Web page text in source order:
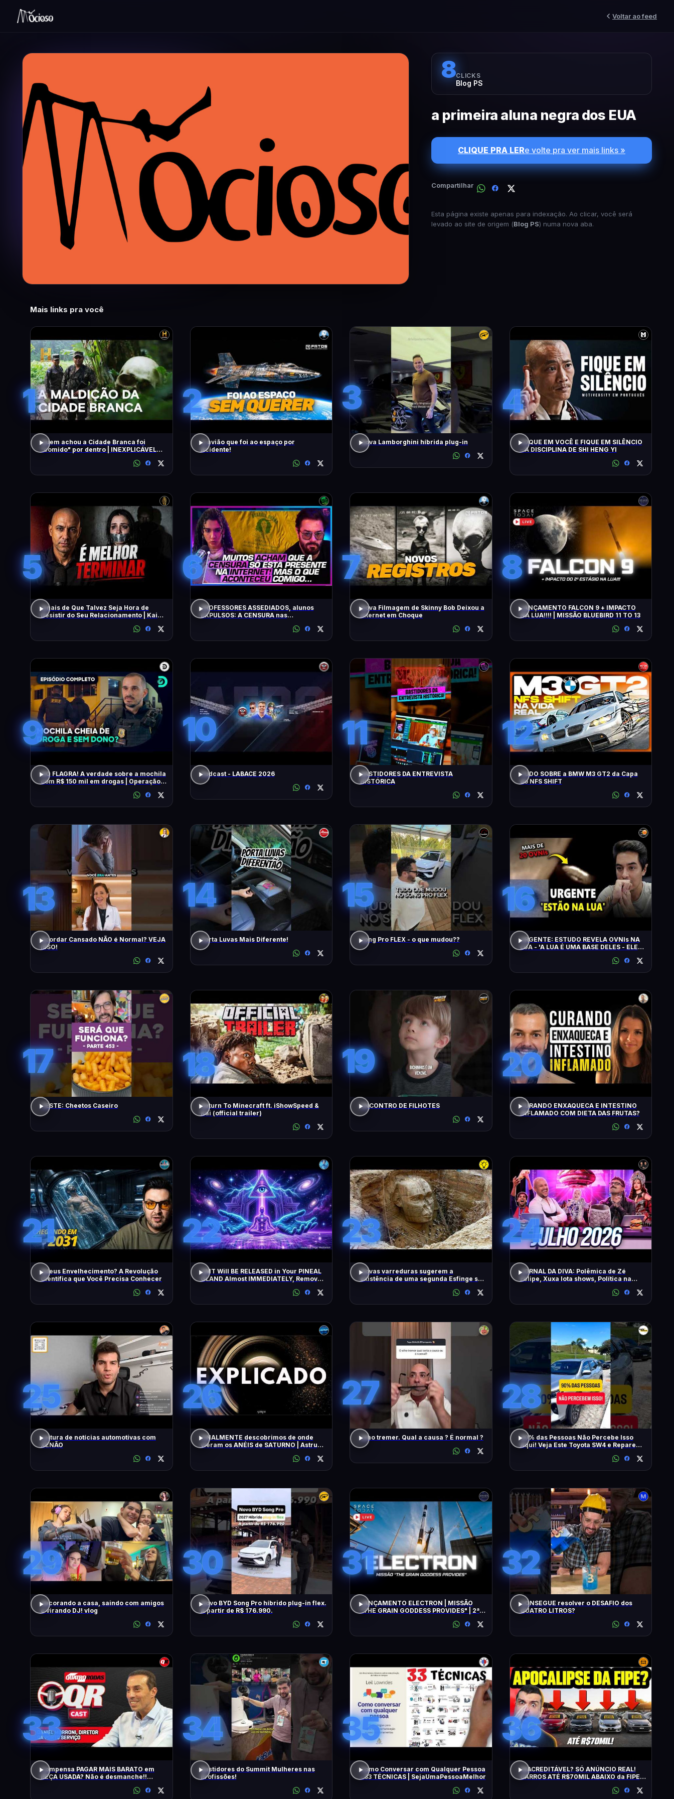
Voltar ao feed
8CLICKS
Blog PS
a primeira aluna negra dos EUA
CLIQUE PRA LERe volte pra ver mais links »
Compartilhar
Esta página existe apenas para indexação. Ao clicar, você será
levado ao site de origem (Blog PS) numa nova aba.
Mais links pra você
1
Quem achou a Cidade Branca foi
"comido" por dentro | INEXPLICÁVEL
2
O avião que foi ao espaço por
Acidente!
3
Nova Lamborghini híbrida plug-in
4
FOQUE EM VOCÊ E FIQUE EM SILÊNCIO
– A DISCIPLINA DE SHI HENG YI
5
Sinais de Que Talvez Seja Hora de
Desistir do Seu Relacionamento | Kaio
6
PROFESSORES ASSEDIADOS, alunos
EXPULSOS: A CENSURA nas
7
Nova Filmagem de Skinny Bob Deixou a
Internet em Choque
8
LANÇAMENTO FALCON 9 + IMPACTO
NA LUA!!!! | MISSÃO BLUEBIRD 11 TO 13
9
NO FLAGRA! A verdade sobre a mochila
com R$ 150 mil em drogas | Operação
10
Podcast - LABACE 2026
11
BASTIDORES DA ENTREVISTA
HISTÓRICA
12
TUDO SOBRE a BMW M3 GT2 da Capa
do NFS SHIFT
13
Acordar Cansado NÃO é Normal? VEJA
ISSO!
14
Porta Luvas Mais Diferente!
15
Song Pro FLEX - o que mudou??
16
URGENTE: ESTUDO REVELA OVNIs NA
LUA - 'A LUA É UMA BASE DELES - ELES
17
TESTE: Cheetos Caseiro
18
Return To Minecraft ft. iShowSpeed &
Kai (official trailer)
19
ENCONTRO DE FILHOTES
20
CURANDO ENXAQUECA E INTESTINO
INFLAMADO COM DIETA DAS FRUTAS?
21
Adeus Envelhecimento? A Revolução
Científica que Você Precisa Conhecer
22
DMT Will BE RELEASED in Your PINEAL
GLAND Almost IMMEDIATELY, Remove
23
Novas varreduras sugerem a
existência de uma segunda Esfinge sob
24
JORNAL DA DIVA: Polêmica de Zé
Felipe, Xuxa lota shows, Política na
25
Leitura de notícias automotivas com
XENÃO
26
FINALMENTE descobrimos de onde
vieram os ANÉIS de SATURNO | Astrum
27
Olho tremer. Qual a causa ? É normal ?
28
90% das Pessoas Não Percebe Isso
Aqui! Veja Este Toyota SW4 e Repare
29
decorando a casa, saindo com amigos
e virando DJ! vlog
30
Novo BYD Song Pro híbrido plug-in flex.
A partir de R$ 176.990.
31
LANÇAMENTO ELECTRON | MISSÃO
"THE GRAIN GODDESS PROVIDES" | 2ª
32
CONSEGUE resolver o DESAFIO dos
QUATRO LITROS?
33
Compensa PAGAR MAIS BARATO em
PEÇA USADA? Não é desmanche!!
34
Bastidores do Summit Mulheres nas
Profissões!
35
Como Conversar com Qualquer Pessoa
- 33 TÉCNICAS | SejaUmaPessoaMelhor
36
INACREDITÁVEL? SÓ ANÚNCIO REAL!
CARROS ATÉ R$70MIL ABAIXO da FIPE: